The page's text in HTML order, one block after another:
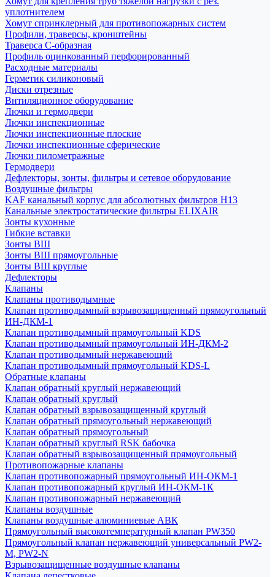
уплотнителем
Хомут спринклерный для противопожарных систем
Профили, траверсы, кронштейны
Траверса С-образная
Профиль оцинкованный перфорированный
Расходные материалы
Герметик силиконовый
Диски отрезные
Внтиляционное оборудование
Лючки и гермодвери
Лючки инспекционные
Лючки инспекционные плоские
Лючки инспекционные сферические
Лючки пилометражные
Гермодвери
Дефлекторы, зонты, фильтры и сетевое оборудование
Воздушные фильтры
KAF канальный корпус для абсолютных фильтров H13
Канальные электростатические фильтры ELIXAIR
Зонты кухонные
Гибкие вставки
Зонты ВШ
Зонты ВШ прямоугольные
Зонты ВШ круглые
Дефлекторы
Клапаны
Клапаны противодымные
Клапан противодымный взрывозащищенный прямоугольный
ИН-ДКМ-1
Клапан противодымный прямоугольный KDS
Клапан противодымный прямоугольный ИН-ДКМ-2
Клапан противодымный нержавеющий
Клапан противодымный прямоугольный KDS-L
Обратные клапаны
Клапан обратный круглый нержавеющий
Клапан обратный круглый
Клапан обратный взрывозащищенный круглый
Клапан обратный прямоугольный нержавеющий
Клапан обратный прямоугольный
Клапан обратный круглый RSK бабочка
Клапан обратный взрывозащищенный прямоугольный
Противопожарные клапаны
Клапан противопожарный прямоугольный ИН-ОКМ-1
Клапан противопожарный круглый ИН-ОКМ-1К
Клапан противопожарный нержавеющий
Клапаны воздушные
Клапаны воздушные алюминиевые АВК
Прямоугольный высокотемпературный клапан PW350
Прямоугольный клапан нержавеющий универсальный PW2-
M, PW2-N
Взрывозащищенные воздушные клапаны